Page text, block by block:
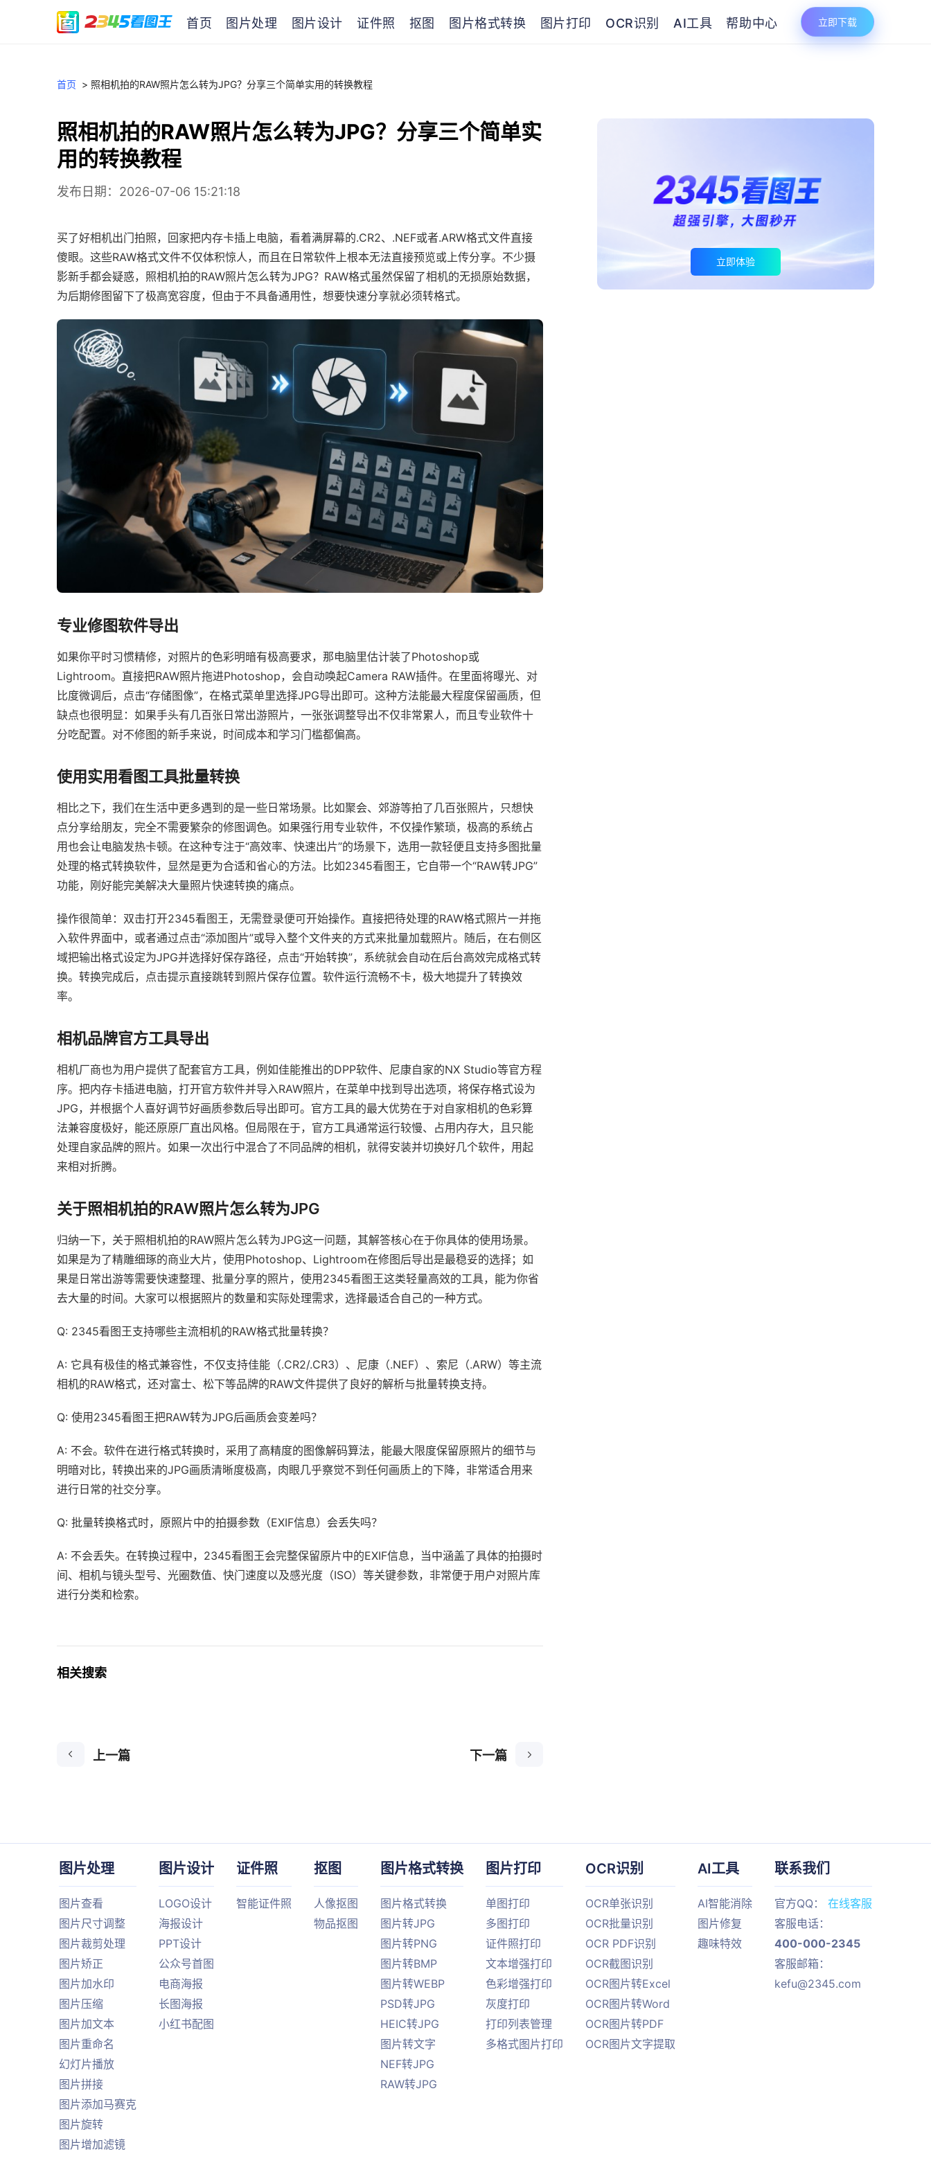
首页 图片处理 图片设计 证件照 抠图 图片格式转换 图片打印 OCR识别 AI工具 帮助中心 立即下载
首页 > 照相机拍的RAW照片怎么转为JPG？分享三个简单实用的转换教程
照相机拍的RAW照片怎么转为JPG？分享三个简单实
用的转换教程
发布日期：2026-07-06 15:21:18
买了好相机出门拍照，回家把内存卡插上电脑，看着满屏幕的.CR2、.NEF或者.ARW格式文件直接
傻眼。这些RAW格式文件不仅体积惊人，而且在日常软件上根本无法直接预览或上传分享。不少摄
影新手都会疑惑，照相机拍的RAW照片怎么转为JPG？RAW格式虽然保留了相机的无损原始数据，
为后期修图留下了极高宽容度，但由于不具备通用性，想要快速分享就必须转格式。
专业修图软件导出
如果你平时习惯精修，对照片的色彩明暗有极高要求，那电脑里估计装了Photoshop或
Lightroom。直接把RAW照片拖进Photoshop，会自动唤起Camera RAW插件。在里面将曝光、对
比度微调后，点击“存储图像”，在格式菜单里选择JPG导出即可。这种方法能最大程度保留画质，但
缺点也很明显：如果手头有几百张日常出游照片，一张张调整导出不仅非常累人，而且专业软件十
分吃配置。对不修图的新手来说，时间成本和学习门槛都偏高。
使用实用看图工具批量转换
相比之下，我们在生活中更多遇到的是一些日常场景。比如聚会、郊游等拍了几百张照片，只想快
点分享给朋友，完全不需要繁杂的修图调色。如果强行用专业软件，不仅操作繁琐，极高的系统占
用也会让电脑发热卡顿。在这种专注于“高效率、快速出片”的场景下，选用一款轻便且支持多图批量
处理的格式转换软件，显然是更为合适和省心的方法。比如2345看图王，它自带一个“RAW转JPG”
功能，刚好能完美解决大量照片快速转换的痛点。
操作很简单：双击打开2345看图王，无需登录便可开始操作。直接把待处理的RAW格式照片一并拖
入软件界面中，或者通过点击“添加图片”或导入整个文件夹的方式来批量加载照片。随后，在右侧区
域把输出格式设定为JPG并选择好保存路径，点击“开始转换”，系统就会自动在后台高效完成格式转
换。转换完成后，点击提示直接跳转到照片保存位置。软件运行流畅不卡，极大地提升了转换效
率。
相机品牌官方工具导出
相机厂商也为用户提供了配套官方工具，例如佳能推出的DPP软件、尼康自家的NX Studio等官方程
序。把内存卡插进电脑，打开官方软件并导入RAW照片，在菜单中找到导出选项，将保存格式设为
JPG，并根据个人喜好调节好画质参数后导出即可。官方工具的最大优势在于对自家相机的色彩算
法兼容度极好，能还原原厂直出风格。但局限在于，官方工具通常运行较慢、占用内存大，且只能
处理自家品牌的照片。如果一次出行中混合了不同品牌的相机，就得安装并切换好几个软件，用起
来相对折腾。
关于照相机拍的RAW照片怎么转为JPG
归纳一下，关于照相机拍的RAW照片怎么转为JPG这一问题，其解答核心在于你具体的使用场景。
如果是为了精雕细琢的商业大片，使用Photoshop、Lightroom在修图后导出是最稳妥的选择；如
果是日常出游等需要快速整理、批量分享的照片，使用2345看图王这类轻量高效的工具，能为你省
去大量的时间。大家可以根据照片的数量和实际处理需求，选择最适合自己的一种方式。
Q: 2345看图王支持哪些主流相机的RAW格式批量转换？
A: 它具有极佳的格式兼容性，不仅支持佳能（.CR2/.CR3）、尼康（.NEF）、索尼（.ARW）等主流
相机的RAW格式，还对富士、松下等品牌的RAW文件提供了良好的解析与批量转换支持。
Q: 使用2345看图王把RAW转为JPG后画质会变差吗？
A: 不会。软件在进行格式转换时，采用了高精度的图像解码算法，能最大限度保留原照片的细节与
明暗对比，转换出来的JPG画质清晰度极高，肉眼几乎察觉不到任何画质上的下降，非常适合用来
进行日常的社交分享。
Q: 批量转换格式时，原照片中的拍摄参数（EXIF信息）会丢失吗？
A: 不会丢失。在转换过程中，2345看图王会完整保留原片中的EXIF信息，当中涵盖了具体的拍摄时
间、相机与镜头型号、光圈数值、快门速度以及感光度（ISO）等关键参数，非常便于用户对照片库
进行分类和检索。
相关搜索
上一篇 下一篇
立即体验
图片处理
图片查看
图片尺寸调整
图片裁剪处理
图片矫正
图片加水印
图片压缩
图片加文本
图片重命名
幻灯片播放
图片拼接
图片添加马赛克
图片旋转
图片增加滤镜
图片设计
LOGO设计
海报设计
PPT设计
公众号首图
电商海报
长图海报
小红书配图
证件照
智能证件照
抠图
人像抠图
物品抠图
图片格式转换
图片格式转换
图片转JPG
图片转PNG
图片转BMP
图片转WEBP
PSD转JPG
HEIC转JPG
图片转文字
NEF转JPG
RAW转JPG
图片打印
单图打印
多图打印
证件照打印
文本增强打印
色彩增强打印
灰度打印
打印列表管理
多格式图片打印
OCR识别
OCR单张识别
OCR批量识别
OCR PDF识别
OCR截图识别
OCR图片转Excel
OCR图片转Word
OCR图片转PDF
OCR图片文字提取
AI工具
AI智能消除
图片修复
趣味特效
联系我们
官方QQ： 在线客服
客服电话：
400-000-2345
客服邮箱：
kefu@2345.com